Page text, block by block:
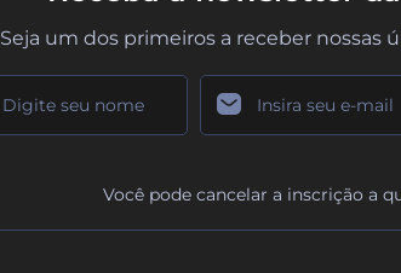
Seja um dos primeiros a receber nossas
Você pode cancelar a inscrição a